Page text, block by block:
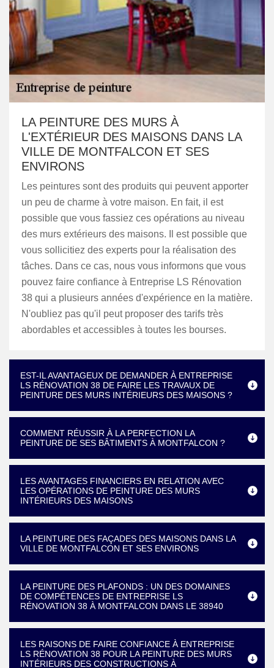
LA PEINTURE DES MURS À
L'EXTÉRIEUR DES MAISONS DANS LA
VILLE DE MONTFALCON ET SES
ENVIRONS
Les peintures sont des produits qui peuvent apporter
un peu de charme à votre maison. En fait, il est
possible que vous fassiez ces opérations au niveau
des murs extérieurs des maisons. Il est possible que
vous sollicitiez des experts pour la réalisation des
tâches. Dans ce cas, nous vous informons que vous
pouvez faire confiance à Entreprise LS Rénovation
38 qui a plusieurs années d'expérience en la matière.
N'oubliez pas qu'il peut proposer des tarifs très
abordables et accessibles à toutes les bourses.
EST-IL AVANTAGEUX DE DEMANDER À ENTREPRISE
LS RÉNOVATION 38 DE FAIRE LES TRAVAUX DE
PEINTURE DES MURS INTÉRIEURS DES MAISONS ?
COMMENT RÉUSSIR À LA PERFECTION LA
PEINTURE DE SES BÂTIMENTS À MONTFALCON ?
LES AVANTAGES FINANCIERS EN RELATION AVEC
LES OPÉRATIONS DE PEINTURE DES MURS
INTÉRIEURS DES MAISONS
LA PEINTURE DES FAÇADES DES MAISONS DANS LA
VILLE DE MONTFALCON ET SES ENVIRONS
LA PEINTURE DES PLAFONDS : UN DES DOMAINES
DE COMPÉTENCES DE ENTREPRISE LS
RÉNOVATION 38 À MONTFALCON DANS LE 38940
LES RAISONS DE FAIRE CONFIANCE À ENTREPRISE
LS RÉNOVATION 38 POUR LA PEINTURE DES MURS
INTÉRIEURS DES CONSTRUCTIONS À